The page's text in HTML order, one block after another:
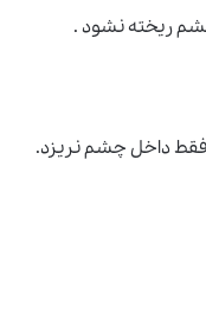
ریخته نشود .
داخل چشم نریزد.